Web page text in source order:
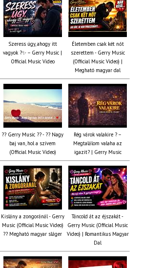
Szeress úgy, ahogy itt
vagyok ?✨ – Gerry Music |
Official Music Video
Életemben csak két nőt
szerettem - Gerry Music
(Official Music Video) |
Megható magyar dal
?? Gerry Music ?? - ?? Nagy
baj van, hol a szívem
(Official Music Video)
Rég várok valakire ? –
Megtalálom valaha az
igazit? | Gerry Music
Kislány a zongoránál - Gerry
Music (Official Music Video)
?? Megható magyar sláger
Táncold át az éjszakát -
Gerry Music (Official Music
Video) | Romantikus Magyar
Dal